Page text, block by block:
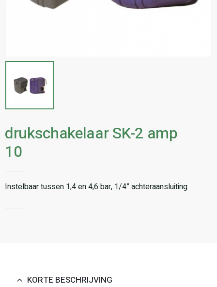
drukschakelaar SK-2 amp
10
Instelbaar tussen 1,4 en 4,6 bar, 1/4” achteraansluiting.
KORTE BESCHRIJVING